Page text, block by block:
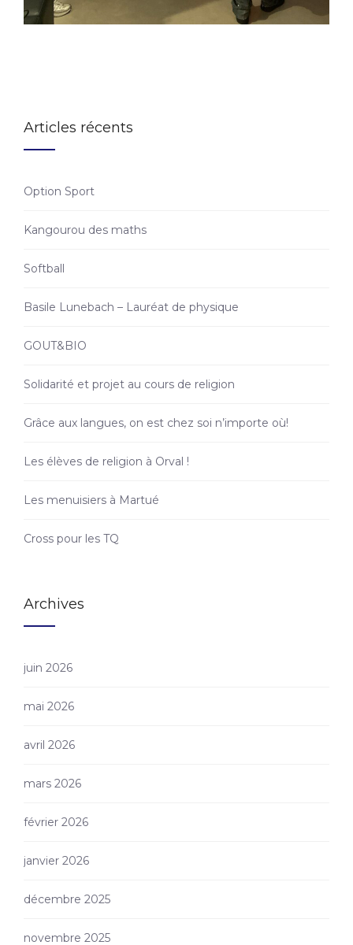
Articles récents
Option Sport
Kangourou des maths
Softball
Basile Lunebach – Lauréat de physique
GOUT&BIO
Solidarité et projet au cours de religion
Grâce aux langues, on est chez soi n’importe où!
Les élèves de religion à Orval !
Les menuisiers à Martué
Cross pour les TQ
Archives
juin 2026
mai 2026
avril 2026
mars 2026
février 2026
janvier 2026
décembre 2025
novembre 2025